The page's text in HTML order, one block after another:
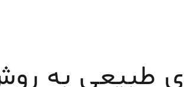
طبیعی به